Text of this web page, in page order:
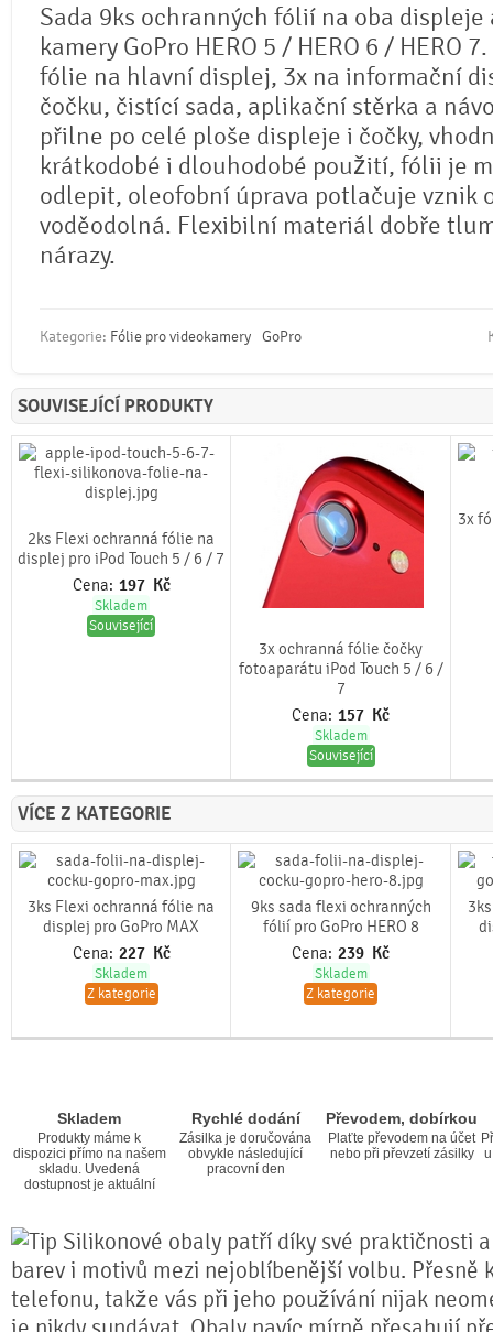
Sada 9ks ochranných fólií na oba displeje
kamery GoPro HERO 5 / HERO 6 / HERO
fólie na hlavní displej, 3x na informační
čočku, čistící sada, aplikační stěrka a
přilne po celé ploše displeje i čočky,
krátkodobé i dlouhodobé použití, fólii je
odlepit, oleofobní úprava potlačuje vznik
voděodolná. Flexibilní materiál dobře
nárazy.
Kategorie: Fólie pro videokamery GoPro
SOUVISEJÍCÍ PRODUKTY
2ks Flexi ochranná fólie na
displej pro iPod Touch 5 / 6 / 7
Cena: 197 Kč
Skladem
Související
3x ochranná fólie čočky
fotoaparátu iPod Touch 5 / 6 /
7
Cena: 157 Kč
Skladem
Související
3x
VÍCE Z KATEGORIE
3ks Flexi ochranná fólie na
displej pro GoPro MAX
Cena: 227 Kč
Skladem
Z kategorie
9ks sada flexi ochranných
fólií pro GoPro HERO 8
Cena: 239 Kč
Skladem
Z kategorie
Skladem
Produkty máme k
dispozici přímo na našem
skladu. Uvedená
dostupnost je aktuální
Rychlé dodání
Zásilka je doručována
obvykle následující
pracovní den
Převodem, dobírkou
Plaťte převodem na účet
nebo při převzetí zásilky
Silikonové obaly patří díky své praktičnosti
barev i motivů mezi nejoblíbenější volbu. Přesně
telefonu, takže vás při jeho používání nijak